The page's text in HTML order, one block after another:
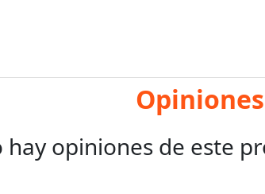
hay opiniones de este